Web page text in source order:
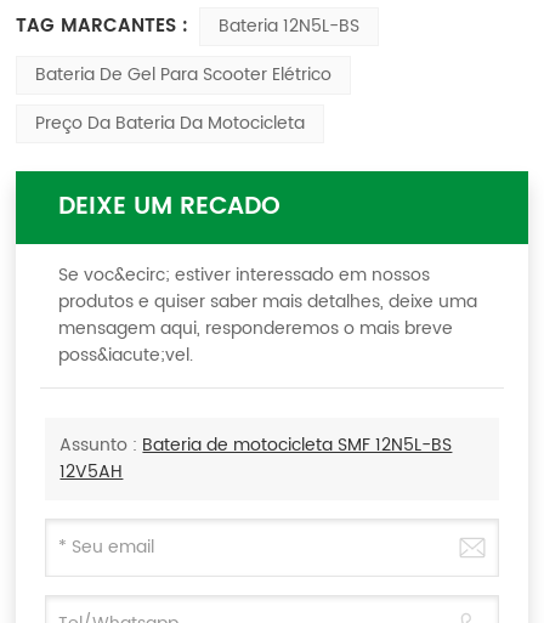
TAG MARCANTES :
Bateria 12N5L-BS
Bateria De Gel Para Scooter Elétrico
Preço Da Bateria Da Motocicleta
DEIXE UM RECADO
Se voc&ecirc; estiver interessado em nossos
produtos e quiser saber mais detalhes, deixe uma
mensagem aqui, responderemos o mais breve
poss&iacute;vel.
Assunto :Bateria de motocicleta SMF 12N5L-BS
12V5AH